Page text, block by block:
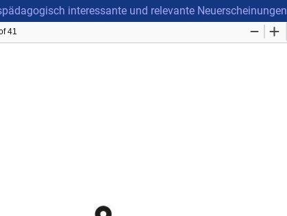
interessante und relevante Neuerscheinungen